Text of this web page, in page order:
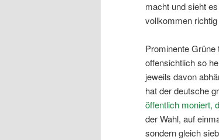
macht und sieht
vollkommen
Prominente Grüne
offensichtlich so
jeweils davon
hat der deutsche
öffentlich moniert,
der Wahl, auf
sondern gleich